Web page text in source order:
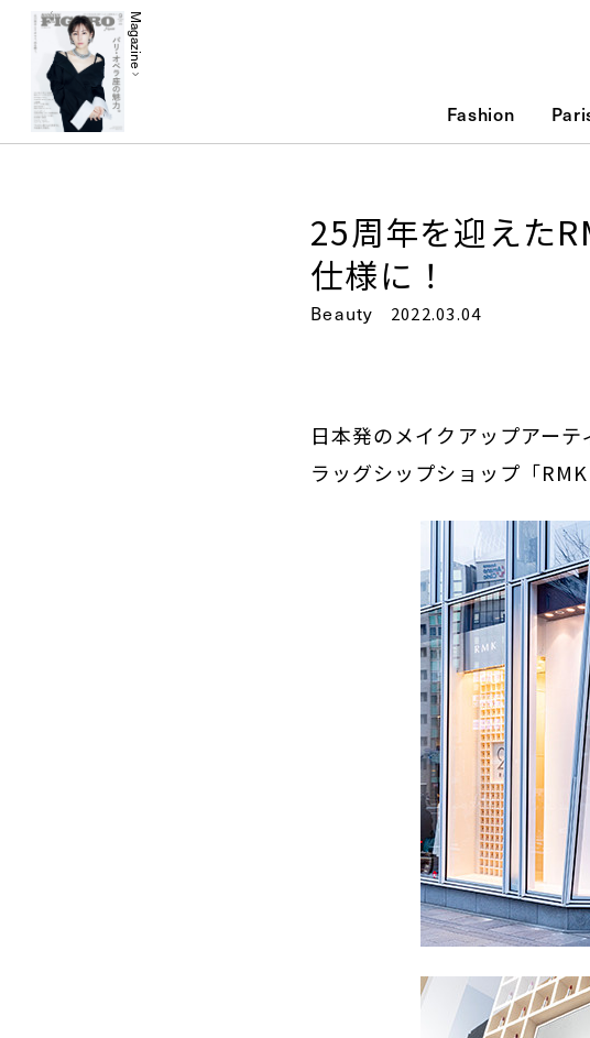
Magazine
Fashion
25周年を迎えた
仕様に！
Beauty 2022.03.04
日本発のメイクアップアー
ラッグシップショップ「